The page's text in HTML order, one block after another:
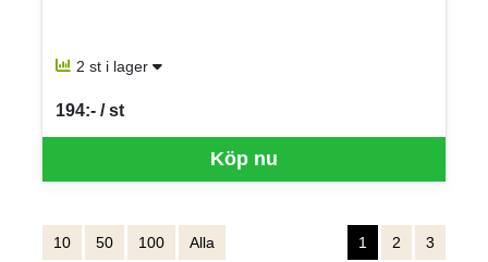
2 st i lager
Köp nu
194:- / st
SEK per ST
10 50 100 Alla 1 2 3